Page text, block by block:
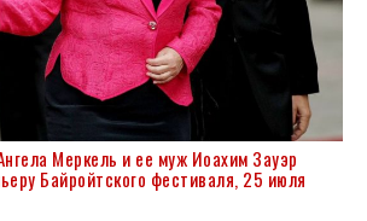
Меркель и ее муж Иоахим Зауэр
Байройтского фестиваля, 25 июля